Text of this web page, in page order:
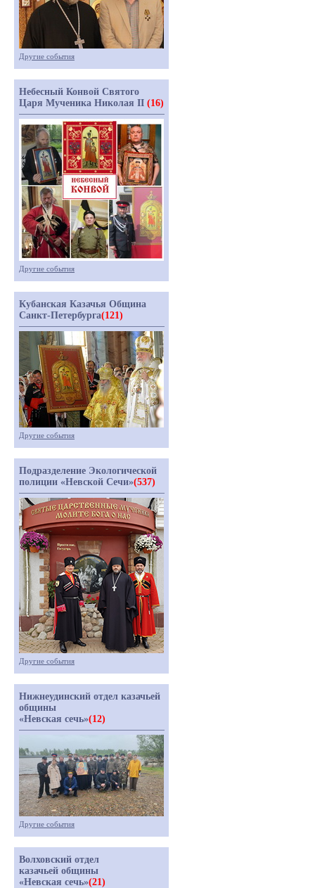
Другие события
Небесный Конвой Святого
Царя Мученика Николая II (16)
Другие события
Кубанская Казачья Община
Санкт-Петербурга(121)
Другие события
Подразделение Экологической
полиции «Невской Сечи»(537)
Другие события
Нижнеудинский отдел казачьей
общины
«Невская сечь»(12)
Другие события
Волховский отдел
казачьей общины
«Невская сечь»(21)